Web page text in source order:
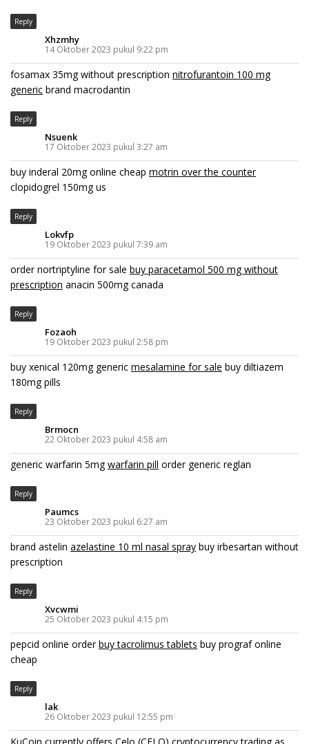
Reply
Xhzmhy
14 Oktober 2023 pukul 9:22 pm
fosamax 35mg without prescription nitrofurantoin 100 mg
generic brand macrodantin
Reply
Nsuenk
17 Oktober 2023 pukul 3:27 am
buy inderal 20mg online cheap motrin over the counter
clopidogrel 150mg us
Reply
Lokvfp
19 Oktober 2023 pukul 7:39 am
order nortriptyline for sale buy paracetamol 500 mg without
prescription anacin 500mg canada
Reply
Fozaoh
19 Oktober 2023 pukul 2:58 pm
buy xenical 120mg generic mesalamine for sale buy diltiazem
180mg pills
Reply
Brmocn
22 Oktober 2023 pukul 4:58 am
generic warfarin 5mgwarfarin pill order generic reglan
Reply
Paumcs
23 Oktober 2023 pukul 6:27 am
brand astelin azelastine 10 ml nasal spray buy irbesartan without
prescription
Reply
Xvcwmi
25 Oktober 2023 pukul 4:15 pm
pepcid online orderbuy tacrolimus tablets buy prograf online
cheap
Reply
lak
26 Oktober 2023 pukul 12:55 pm